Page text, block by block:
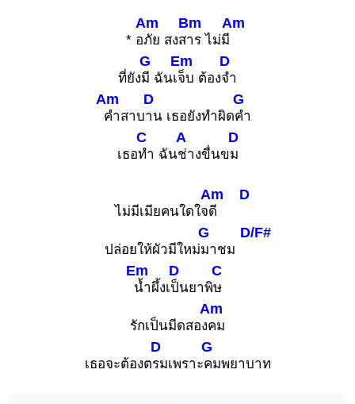
* อ
Am
ภัย สงส
Bm
าร ไม่มี
Am
ที่ยัง
G
มี ฉันเ
Em
จ็บ ต้อง
D
จำ
Am
คำสาบ
D
าน เธอยังทำผิด
G
คำ
เธอ
C
ทำ ฉัน
A
ช่างขื่นข
D
ม
ไม่มีเมียคนใดใจ
Am
ดี
D
ปล่อยให้ผัวมีใหม่
G
มาชม
D/F#
Em
น้ำผึ้งเ
D
ป็นยาพิ
C
ษ
รักเป็นมีดสอง
Am
คม
เธอจะต้องต
D
รมเพราะ
G
คมพยาบาท